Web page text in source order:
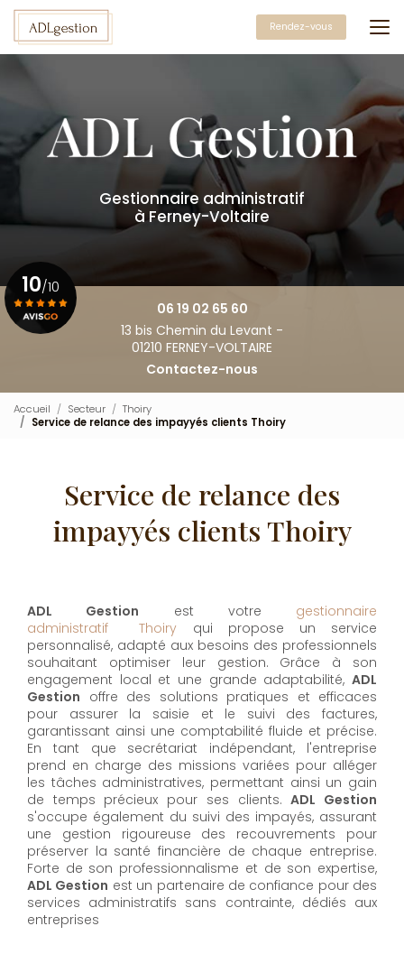
Aller
contenu
principal
Rendez-vous
Gestionnaire administratif
à Ferney-Voltaire
06 19 02 65 60
13 bis Chemin du Levant -
01210 FERNEY-VOLTAIRE
Contactez-nous
10/10
Accueil Secteur
Thoiry
Service de relance des impayyés clients Thoiry
Service de relance des
impayyés clients Thoiry
ADL Gestion est votre gestionnaire
administratif Thoiry qui propose un service
personnalisé, adapté aux besoins des professionnels
souhaitant optimiser leur gestion. Grâce à son
engagement local et une grande adaptabilité, ADL
Gestion offre des solutions pratiques et efficaces
pour assurer la saisie et le suivi des factures,
garantissant ainsi une comptabilité fluide et précise.
En tant que secrétariat indépendant, l'entreprise
prend en charge des missions variées pour alléger
les tâches administratives, permettant ainsi un gain
de temps précieux pour ses clients.ADL Gestion
s'occupe également du suivi des impayés, assurant
une gestion rigoureuse des recouvrements pour
préserver la santé financière de chaque entreprise.
Forte de son professionnalisme et de son expertise,
ADL Gestion est un partenaire de confiance pour des
services administratifs sans contrainte, dédiés aux
entreprises